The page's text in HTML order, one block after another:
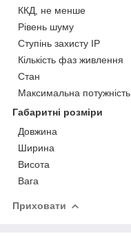
ККД, не менше
Рівень шуму
Ступінь захисту IP
Кількість фаз живлення
Стан
Максимальна потужність
Габаритні розміри
Довжина
Ширина
Висота
Вага
Приховати